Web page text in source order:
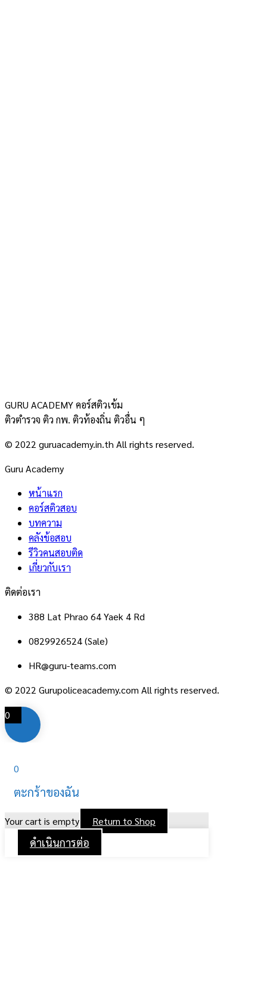
GURU ACADEMY คอร์สติวเข้ม
ติวตำรวจ ติว กพ. ติวท้องถิ่น ติวอื่น ๆ
© 2022 guruacademy.in.th All rights reserved.
Guru Academy
หน้าแรก
คอร์สติวสอบ
บทความ
คลังข้อสอบ
รีวิวคนสอบติด
เกี่ยวกับเรา
ติดต่อเรา
388 Lat Phrao 64 Yaek 4 Rd
0829926524 (Sale)
HR@guru-teams.com
© 2022 Gurupoliceacademy.com All rights reserved.
0
0
ตะกร้าของฉัน
Your cart is empty Return to Shop
ดำเนินการต่อ